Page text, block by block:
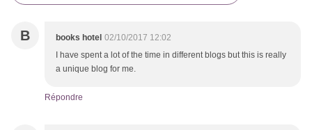
B books hotel 02/10/2017 12:02
I have spent a lot of the time in different blogs but this is really
a unique blog for me.
Répondre